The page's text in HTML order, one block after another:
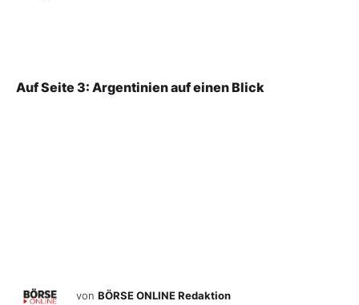
Auf Seite 3: Argentinien auf einen Blick
von BÖRSE ONLINE Redaktion